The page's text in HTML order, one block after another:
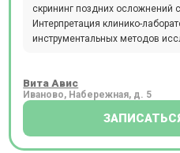
скрининг поздних осложнений
Интерпретация клинико-
инструментальных методов
Вита Авис
Иваново, Набережная, д. 5